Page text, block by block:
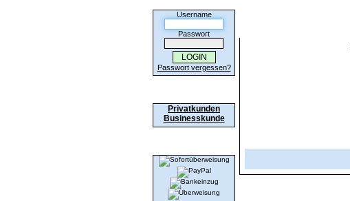
Username
Passwort
Passwort vergessen?
Privatkunden
Businesskunde